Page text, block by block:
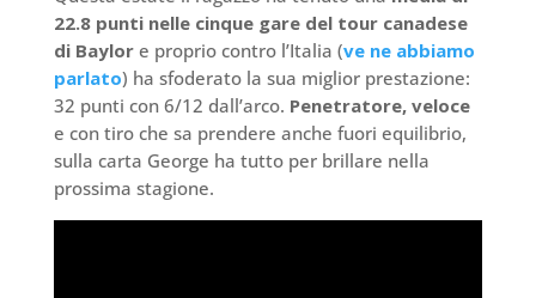
22.8 punti nelle cinque gare del tour canadese
di Baylore proprio contro l’Italia (ve ne abbiamo
parlato) ha sfoderato la sua miglior prestazione:
32 punti con 6/12 dall’arco. Penetratore, veloce
e con tiro che sa prendere anche fuori equilibrio,
sulla carta George ha tutto per brillare nella
prossima stagione.